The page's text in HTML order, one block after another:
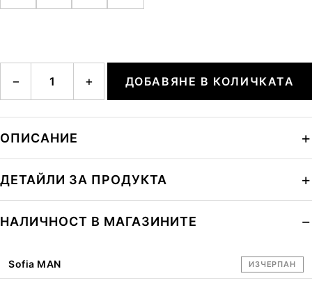
− + ДОБАВЯНЕ В КОЛИЧКАТА
ОПИСАНИЕ
ДЕТАЙЛИ ЗА ПРОДУКТА
НАЛИЧНОСТ В МАГАЗИНИТЕ
Sofia MAN ИЗЧЕРПАН